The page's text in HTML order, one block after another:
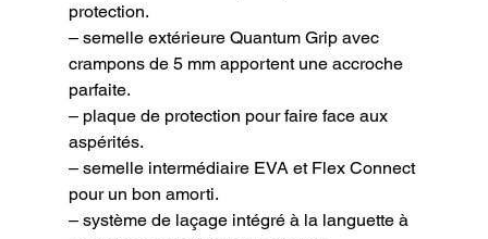
protection.
– semelle extérieure Quantum Grip avec
crampons de 5 mm apportent une accroche
parfaite.
– plaque de protection pour faire face aux
aspérités.
– semelle intermédiaire EVA et Flex Connect
pour un bon amorti.
– système de laçage intégré à la languette à